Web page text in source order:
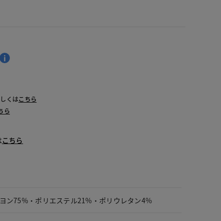
くはこちら
ら
こちら
ン75%・ポリエステル21%・ポリウレタン4%